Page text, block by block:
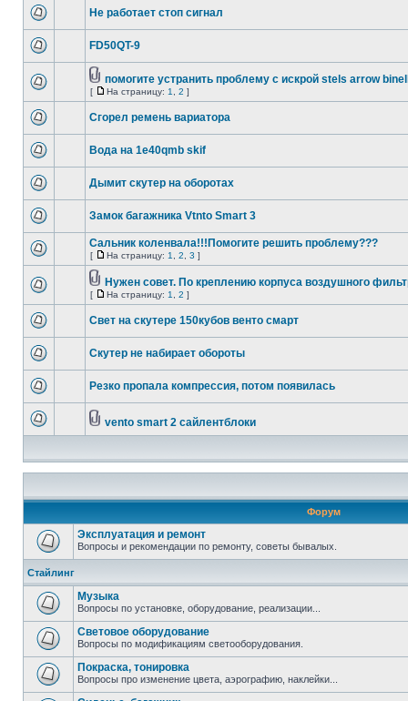
Не работает стоп сигнал
FD50QT-9
помогите устранить проблему с искрой stels arrow
[ На страницу: 1 2 ]
Сгорел ремень вариатора
Вода на 1e40qmb skif
Дымит скутер на оборотах
Замок багажника Vtnto Smart 3
Сальник коленвала!!!Помогите решить проблему???
[ На страницу: 1 2 3 ]
Нужен совет. По креплению корпуса воздушного
[ На страницу: 1 2 ]
Свет на скутере 150кубов венто смарт
Скутер не набирает обороты
Резко пропала компрессия, потом появилась
vento smart 2 сайлентблоки
Форум
Эксплуатация и ремонт
Вопросы и рекомендации по ремонту, советы бывалых.
Стайлинг
Музыка
Вопросы по установке, оборудование, реализации...
Световое оборудование
Вопросы по модификациям светооборудования.
Покраска, тонировка
Вопросы про изменение цвета, аэрографию, наклейки...